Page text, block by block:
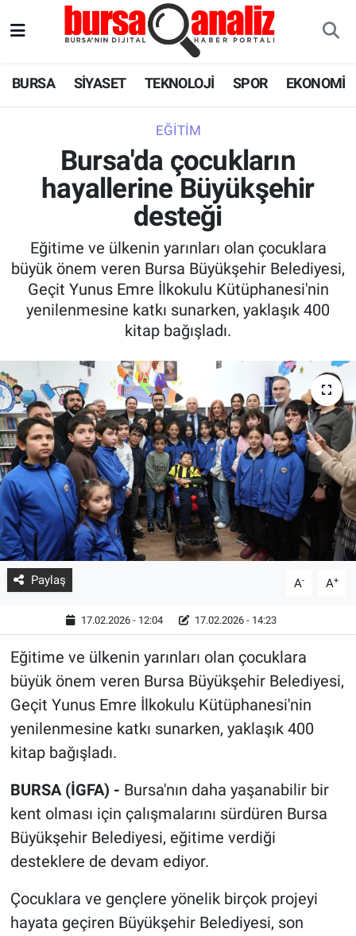
BURSA SİYASET TEKNOLOJİ SPOR EKONOMİ
EĞITIM
Bursa'da çocukların
hayallerine Büyükşehir
desteği
Eğitime ve ülkenin yarınları olan çocuklara
büyük önem veren Bursa Büyükşehir Belediyesi,
Geçit Yunus Emre İlkokulu Kütüphanesi'nin
yenilenmesine katkı sunarken, yaklaşık 400
kitap bağışladı.
Paylaş A- A+
17.02.2026 - 12:04 17.02.2026 - 14:23
Eğitime ve ülkenin yarınları olan çocuklara
büyük önem veren Bursa Büyükşehir Belediyesi,
Geçit Yunus Emre İlkokulu Kütüphanesi'nin
yenilenmesine katkı sunarken, yaklaşık 400
kitap bağışladı.
BURSA (İGFA) - Bursa'nın daha yaşanabilir bir
kent olması için çalışmalarını sürdüren Bursa
Büyükşehir Belediyesi, eğitime verdiği
desteklere de devam ediyor.
Çocuklara ve gençlere yönelik birçok projeyi
hayata geçiren Büyükşehir Belediyesi, son
SPOR
SAĞLIK
ASTROLOJİ
Süper Lig Puan Durumu ve Fikstür
Tüm Manşetler
Son Dakika Haberleri
Haber Arşivi